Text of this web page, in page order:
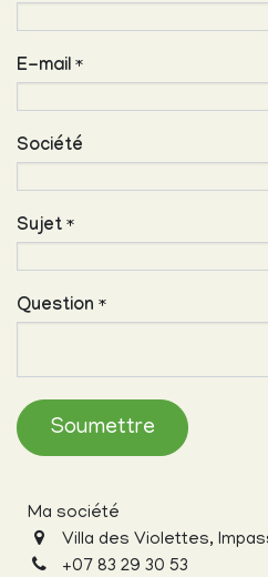
E-mail *
Société
Sujet *
Question *
Soumettre
Ma société
Villa des Violettes,
+07 83 29 30 53